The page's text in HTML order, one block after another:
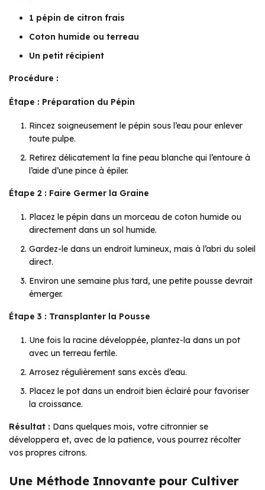
1 pépin de citron frais
Coton humide ou terreau
Un petit récipient
Procédure :
Étape : Préparation du Pépin
Rincez soigneusement le pépin sous l’eau pour enlever
toute pulpe.
Retirez délicatement la fine peau blanche qui l’entoure à
l’aide d’une pince à épiler.
Étape 2 : Faire Germer la Graine
Placez le pépin dans un morceau de coton humide ou
directement dans un sol humide.
Gardez-le dans un endroit lumineux, mais à l’abri du soleil
direct.
Environ une semaine plus tard, une petite pousse devrait
émerger.
Étape 3 : Transplanter la Pousse
Une fois la racine développée, plantez-la dans un pot
avec un terreau fertile.
Arrosez régulièrement sans excès d’eau.
Placez le pot dans un endroit bien éclairé pour favoriser
la croissance.
Résultat : Dans quelques mois, votre citronnier se
développera et, avec de la patience, vous pourrez récolter
vos propres citrons.
Une Méthode Innovante pour Cultiver